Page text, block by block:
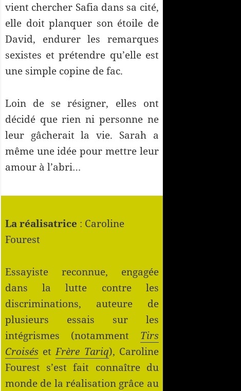
vient chercher Safia dans sa cité,
elle doit planquer son étoile de
David, endurer les remarques
sexistes et prétendre qu’elle est
une simple copine de fac.
Loin de se résigner, elles ont
décidé que rien ni personne ne
leur gâcherait la vie. Sarah a
même une idée pour mettre leur
amour à l’abri…
La réalisatrice : Caroline
Fourest
Essayiste reconnue, engagée
dans la lutte contre les
discriminations, auteure de
plusieurs essais sur les
intégrismes (notamment Tirs
CroisésetFrère Tariq), Caroline
Fourest s’est fait connaître du
monde de la réalisation grâce au